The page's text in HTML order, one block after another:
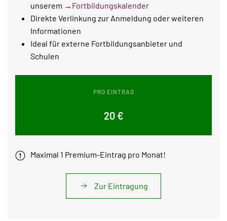
unserem →Fortbildungskalender
Direkte Verlinkung zur Anmeldung oder weiteren
Informationen
Ideal für externe Fortbildungsanbieter und
Schulen
PRO EINTRAG
20 €
Maximal 1 Premium-Eintrag pro Monat!
Zur Eintragung